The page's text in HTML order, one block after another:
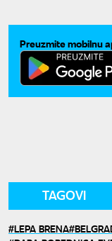
Preuzmite mobilnu
TAGOVI
LEPA BRENA